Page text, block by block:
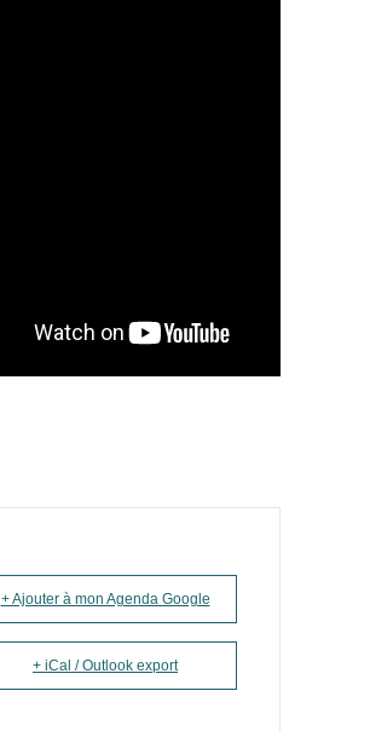
+ Ajouter à mon Agenda Google
+ iCal / Outlook export